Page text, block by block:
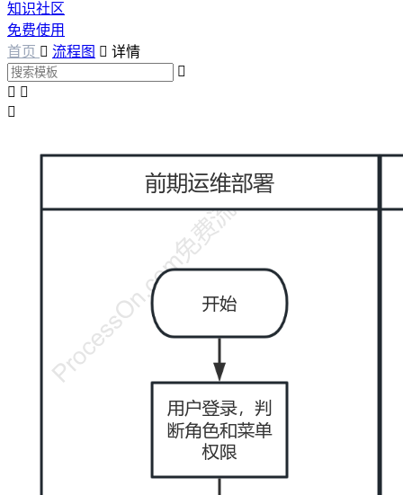
知识社区
免费使用
首页  流程图  详情

 
